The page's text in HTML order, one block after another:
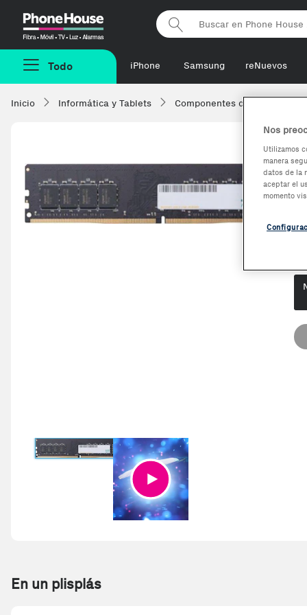
Phonehouse
Todo iPhone Samsung reNuevos
Inicio Informática y Tablets Componentes de ordenadores
En un plisplás
Nos
Utilizamos
manera
datos de la
aceptar el
momento